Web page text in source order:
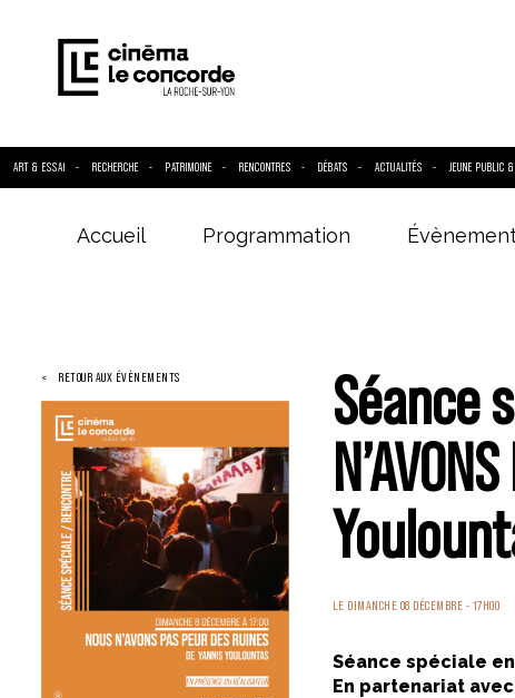
ART & ESSAI RECHERCHE PATRIMOINE RENCONTRES DÉBATS ACTUALITÉS JEUNE PUBLIC
Accueil Programmation
RETOUR AUX ÉVÈNEMENTS
Séance
LE DIMANCHE 08 DÉCEMBRE - 17H00
Séance spéciale
En partenariat avec